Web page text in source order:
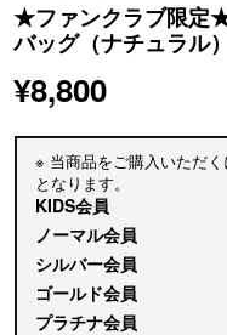
★ファンクラブ限定
バッグ（ナチュラル）
¥8,800
※ 当商品をご購入いただ
となります。
KIDS会員
ノーマル会員
シルバー会員
ゴールド会員
プラチナ会員